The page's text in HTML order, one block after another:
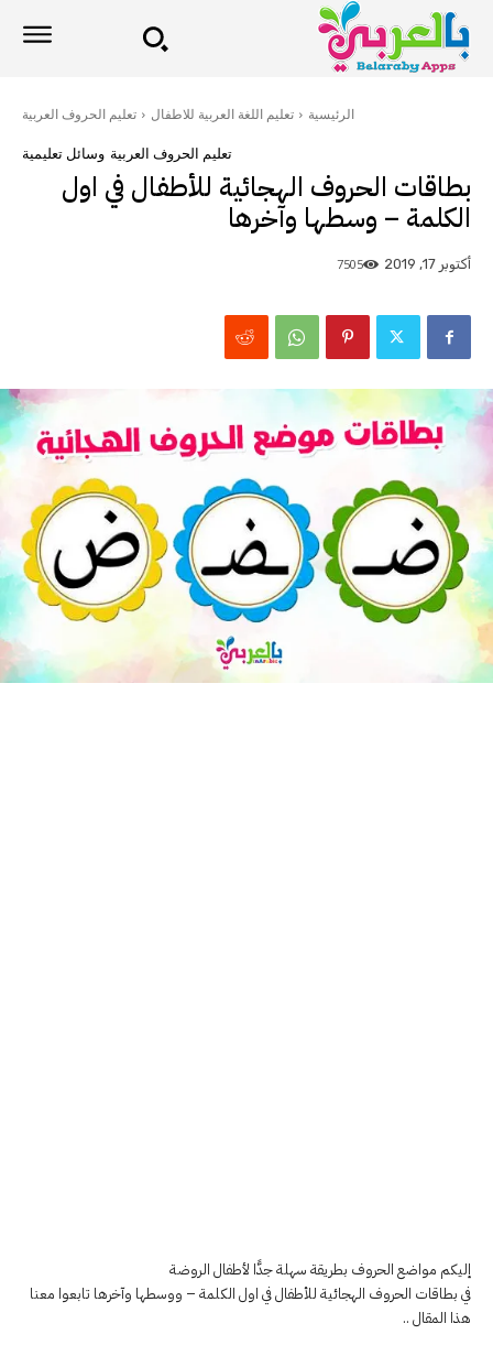
الرئيسية تعليم اللغة العربية للاطفال تعليم الحروف العربية
تعليم الحروف العربية وسائل تعليمية
بطاقات الحروف الهجائية للأطفال في اول
الكلمة – وسطها وآخرها
أكتوبر 17, 2019 7505
إليكم مواضع الحروف بطريقة سهلة جدًّا لأطفال الروضة
في بطاقات الحروف الهجائية للأطفال في اول الكلمة – ووسطها وآخرها تابعوا معنا
هذا المقال ..